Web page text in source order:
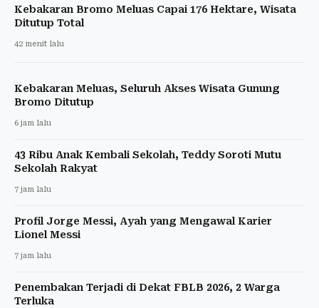
Kebakaran Bromo Meluas Capai 176 Hektare, Wisata
Ditutup Total
42 menit lalu
Kebakaran Meluas, Seluruh Akses Wisata Gunung
Bromo Ditutup
6 jam lalu
43 Ribu Anak Kembali Sekolah, Teddy Soroti Mutu
Sekolah Rakyat
7 jam lalu
Profil Jorge Messi, Ayah yang Mengawal Karier
Lionel Messi
7 jam lalu
Penembakan Terjadi di Dekat FBLB 2026, 2 Warga
Terluka